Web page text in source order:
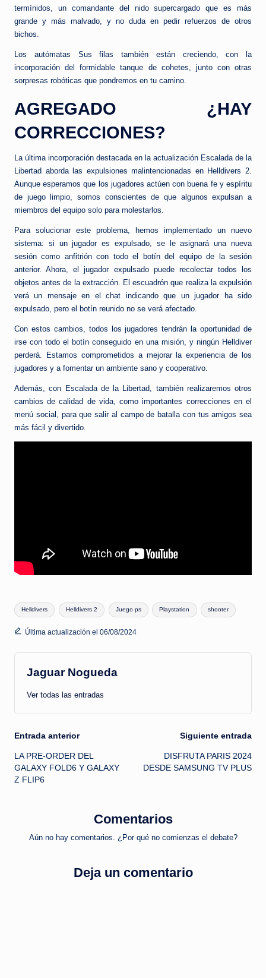
termínidos, un comandante del nido supercargado que es más
grande y más malvado, y no duda en pedir refuerzos de otros
bichos.
Los autómatas Sus filas también están creciendo, con la
incorporación del formidable tanque de cohetes, junto con otras
sorpresas robóticas que pondremos en tu camino.
AGREGADO ¿HAY
CORRECCIONES?
La última incorporación destacada en la actualización Escalada de la
Libertad aborda las expulsiones malintencionadas en Helldivers 2.
Aunque esperamos que los jugadores actúen con buena fe y espíritu
de juego limpio, somos conscientes de que algunos expulsan a
miembros del equipo solo para molestarlos.
Para solucionar este problema, hemos implementado un nuevo
sistema: si un jugador es expulsado, se le asignará una nueva
sesión como anfitrión con todo el botín del equipo de la sesión
anterior. Ahora, el jugador expulsado puede recolectar todos los
objetos antes de la extracción. El escuadrón que realiza la expulsión
verá un mensaje en el chat indicando que un jugador ha sido
expulsado, pero el botín reunido no se verá afectado.
Con estos cambios, todos los jugadores tendrán la oportunidad de
irse con todo el botín conseguido en una misión, y ningún Helldiver
perderá. Estamos comprometidos a mejorar la experiencia de los
jugadores y a fomentar un ambiente sano y cooperativo.
Además, con Escalada de la Libertad, también realizaremos otros
cambios de calidad de vida, como importantes correcciones en el
menú social, para que salir al campo de batalla con tus amigos sea
más fácil y divertido.
Etiquetas:
Helldivers Helldivers 2 Juego ps Playstation shooter
Última actualización el 06/08/2024
Jaguar Nogueda
Ver todas las entradas
Navegación
de
entradas
Entrada anterior
LA PRE-ORDER DEL
GALAXY FOLD6 Y GALAXY
Z FLIP6
Siguiente entrada
DISFRUTA PARIS 2024
DESDE SAMSUNG TV PLUS
Comentarios
Aún no hay comentarios. ¿Por qué no comienzas el debate?
Deja un comentario